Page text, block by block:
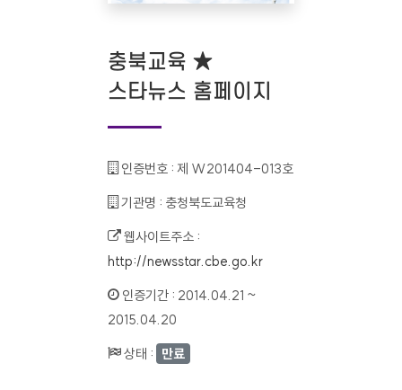
충북교육 ★
스타뉴스 홈페이지
인증번호 : 제 W201404-013호
기관명 : 충청북도교육청
웹사이트주소 :
http://newsstar.cbe.go.kr
인증기간 : 2014.04.21 ~
2015.04.20
상태 : 만료